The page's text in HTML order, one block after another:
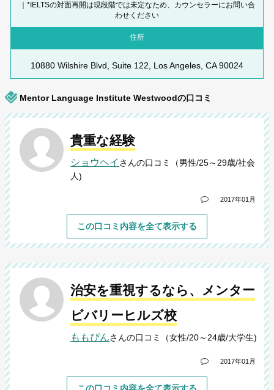
｜*IELTSの対面再開は現段階では未定なため、カウンセラーにお問い合
わせください
住所
10880 Wilshire Blvd, Suite 122, Los Angeles, CA 90024
Mentor Language Institute Westwoodの口コミ
貴重な経験
ショウヘイ さんの口コミ（男性/25～29歳/社会
人)
2017年01月
この口コミ内容を全て表示する
治安を重視するなら、メンター
ビバリーヒルズ校
ももぴんさんの口コミ（女性/20～24歳/大学生)
2017年01月